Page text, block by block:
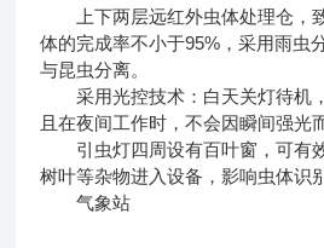
上下两层远红外虫体处理仓，
体的完成率不小于95%，采用雨虫
与昆虫分离。
采用光控技术：白天关灯待机，
且在夜间工作时，不会因瞬间强光
引虫灯四周设有百叶窗，可有
树叶等杂物进入设备，影响虫体识
气象站